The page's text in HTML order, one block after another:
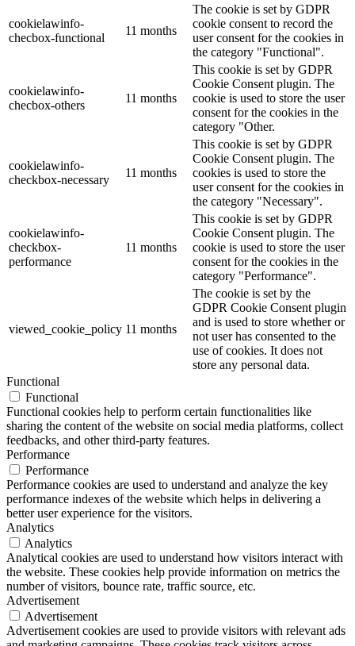
cookielawinfo-
checbox-functional
11 months
The cookie is set by GDPR
cookie consent to record the
user consent for the cookies in
the category "Functional".
cookielawinfo-
checbox-others
11 months
This cookie is set by GDPR
Cookie Consent plugin. The
cookie is used to store the user
consent for the cookies in the
category "Other.
cookielawinfo-
checkbox-necessary
11 months
This cookie is set by GDPR
Cookie Consent plugin. The
cookies is used to store the
user consent for the cookies in
the category "Necessary".
cookielawinfo-
checkbox-
performance
11 months
This cookie is set by GDPR
Cookie Consent plugin. The
cookie is used to store the user
consent for the cookies in the
category "Performance".
viewed_cookie_policy 11 months
The cookie is set by the
GDPR Cookie Consent plugin
and is used to store whether or
not user has consented to the
use of cookies. It does not
store any personal data.
Functional
Functional
Functional cookies help to perform certain functionalities like
sharing the content of the website on social media platforms, collect
feedbacks, and other third-party features.
Performance
Performance
Performance cookies are used to understand and analyze the key
performance indexes of the website which helps in delivering a
better user experience for the visitors.
Analytics
Analytics
Analytical cookies are used to understand how visitors interact with
the website. These cookies help provide information on metrics the
number of visitors, bounce rate, traffic source, etc.
Advertisement
Advertisement
Advertisement cookies are used to provide visitors with relevant ads